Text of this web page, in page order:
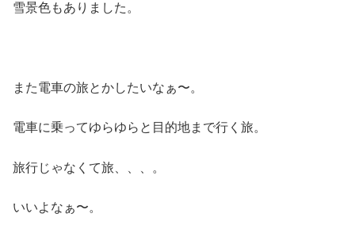
雪景色もありました。
また電車の旅とかしたいなぁ〜。
電車に乗ってゆらゆらと目的地まで行く旅。
旅行じゃなくて旅、、、。
いいよなぁ〜。